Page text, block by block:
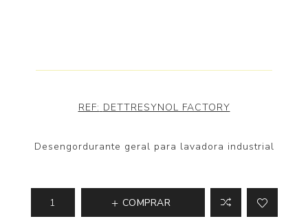
REF: DETTRESYNOL FACTORY
Desengordurante geral para lavadora industrial
COMPRAR